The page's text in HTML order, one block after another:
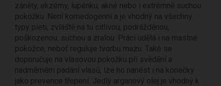
záněty, ekzémy, lupénku, akné nebo i extrémně suchou
pokožku. Není komedogenní a je vhodný na všechny
typy pleti, zvláště na tu citlivou, podrážděnou,
poškozenou, suchou a zralou. Práci udělá i na mastné
pokožce, neboť reguluje tvorbu mazu. Také se
doporučuje na vlasovou pokožku při svědění a
nadměrném padání vlasů, lze ho nanést i na konečky
jako prevence třepení. Jedlý arganový olej je vhodný k